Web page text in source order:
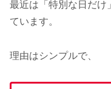
最近は「特別な日だけ
ています。
理由はシンプルで、